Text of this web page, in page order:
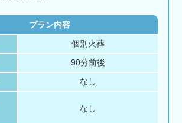
プラン内容
個別火葬
90分前後
なし
なし